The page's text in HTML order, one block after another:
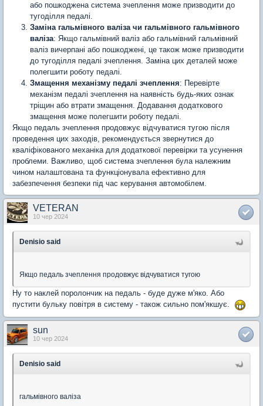
або пошкоджена система зчеплення може призводити до
тугоділля педалі.
Заміна гальмівного валіза чи гальмівного гальмівного
валіза: Якщо гальмівний валіз або гальмівний гальмівний
валіз вичерпані або пошкоджені, це також може призводити
до тугоділля педалі зчеплення. Заміна цих деталей може
полегшити роботу педалі.
Змащення механізму педалі зчеплення: Перевірте
механізм педалі зчеплення на наявність будь-яких ознак
тріщин або втрати змащення. Додавання додаткового
змащення може полегшити роботу педалі.
Якщо педаль зчеплення продовжує відчуватися тугою після
проведення цих заходів, рекомендується звернутися до
кваліфікованого механіка для додаткової перевірки та усунення
проблеми. Важливо, щоб система зчеплення була належним
чином налаштована та функціонувала ефективно для
забезпечення безпеки під час керування автомобілем.
VETERAN
10 чер 2024
Denisio said
Якщо педаль зчеплення продовжує відчуватися тугою
Ну то наклей поролончик на педаль - буде дуже м'яко. Або
пустити бульку повітря в систему - також сильно пом'якшує.
sun
10 чер 2024
Denisio said
гальмівного валіза